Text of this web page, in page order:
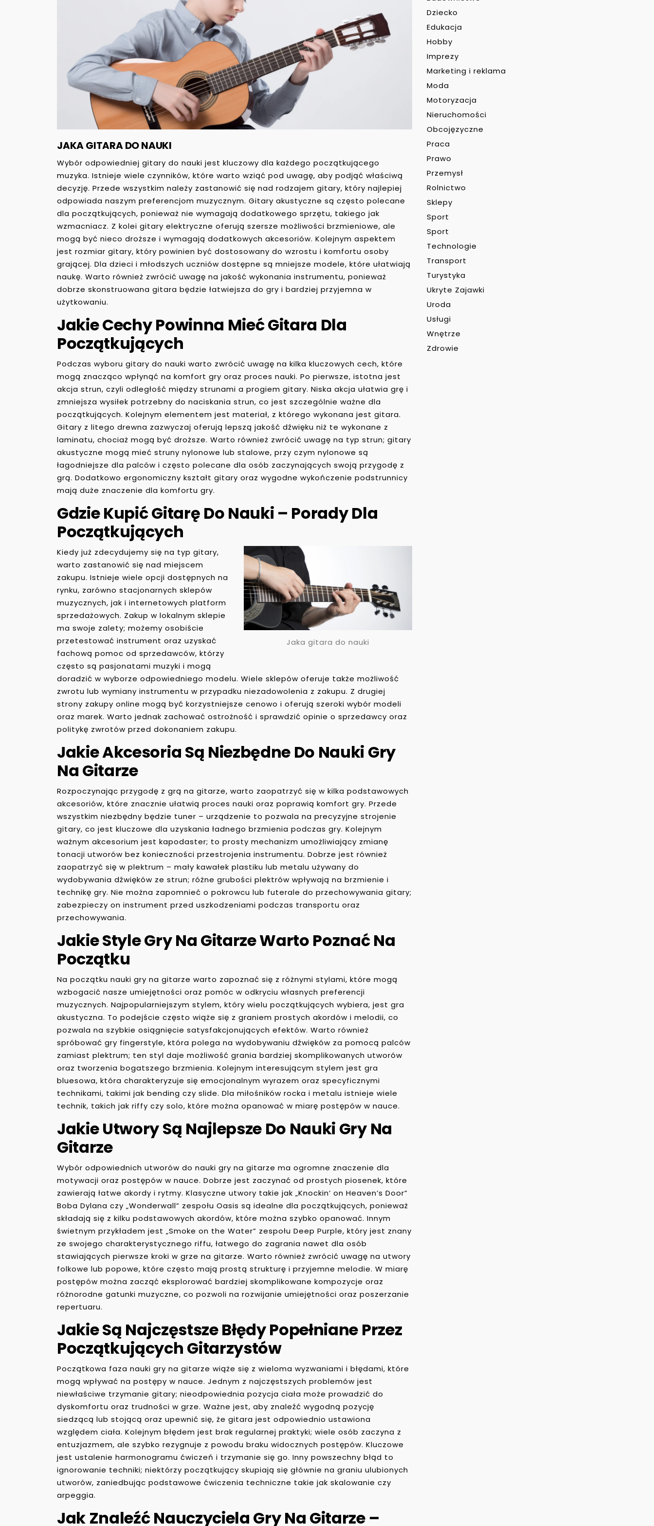
JAKA GITARA DO NAUKI
Wybór odpowiedniej gitary do nauki jest kluczowy dla każdego początkującego
muzyka. Istnieje wiele czynników, które warto wziąć pod uwagę, aby podjąć właściwą
decyzję. Przede wszystkim należy zastanowić się nad rodzajem gitary, który najlepiej
odpowiada naszym preferencjom muzycznym. Gitary akustyczne są często polecane
dla początkujących, ponieważ nie wymagają dodatkowego sprzętu, takiego jak
wzmacniacz. Z kolei gitary elektryczne oferują szersze możliwości brzmieniowe, ale
mogą być nieco droższe i wymagają dodatkowych akcesoriów. Kolejnym aspektem
jest rozmiar gitary, który powinien być dostosowany do wzrostu i komfortu osoby
grającej. Dla dzieci i młodszych uczniów dostępne są mniejsze modele, które ułatwiają
naukę. Warto również zwrócić uwagę na jakość wykonania instrumentu, ponieważ
dobrze skonstruowana gitara będzie łatwiejsza do gry i bardziej przyjemna w
użytkowaniu.
Jakie Cechy Powinna Mieć Gitara Dla
Początkujących
Podczas wyboru gitary do nauki warto zwrócić uwagę na kilka kluczowych cech, które
mogą znacząco wpłynąć na komfort gry oraz proces nauki. Po pierwsze, istotna jest
akcja strun, czyli odległość między strunami a progiem gitary. Niska akcja ułatwia grę i
zmniejsza wysiłek potrzebny do naciskania strun, co jest szczególnie ważne dla
początkujących. Kolejnym elementem jest materiał, z którego wykonana jest gitara.
Gitary z litego drewna zazwyczaj oferują lepszą jakość dźwięku niż te wykonane z
laminatu, chociaż mogą być droższe. Warto również zwrócić uwagę na typ strun; gitary
akustyczne mogą mieć struny nylonowe lub stalowe, przy czym nylonowe są
łagodniejsze dla palców i często polecane dla osób zaczynających swoją przygodę z
grą. Dodatkowo ergonomiczny kształt gitary oraz wygodne wykończenie podstrunnicy
mają duże znaczenie dla komfortu gry.
Gdzie Kupić Gitarę Do Nauki – Porady Dla
Początkujących
Jaka gitara do nauki
Kiedy już zdecydujemy się na typ gitary,
warto zastanowić się nad miejscem
zakupu. Istnieje wiele opcji dostępnych na
rynku, zarówno stacjonarnych sklepów
muzycznych, jak i internetowych platform
sprzedażowych. Zakup w lokalnym sklepie
ma swoje zalety; możemy osobiście
przetestować instrument oraz uzyskać
fachową pomoc od sprzedawców, którzy
często są pasjonatami muzyki i mogą
doradzić w wyborze odpowiedniego modelu. Wiele sklepów oferuje także możliwość
zwrotu lub wymiany instrumentu w przypadku niezadowolenia z zakupu. Z drugiej
strony zakupy online mogą być korzystniejsze cenowo i oferują szeroki wybór modeli
oraz marek. Warto jednak zachować ostrożność i sprawdzić opinie o sprzedawcy oraz
politykę zwrotów przed dokonaniem zakupu.
Jakie Akcesoria Są Niezbędne Do Nauki Gry
Na Gitarze
Rozpoczynając przygodę z grą na gitarze, warto zaopatrzyć się w kilka podstawowych
akcesoriów, które znacznie ułatwią proces nauki oraz poprawią komfort gry. Przede
wszystkim niezbędny będzie tuner – urządzenie to pozwala na precyzyjne strojenie
gitary, co jest kluczowe dla uzyskania ładnego brzmienia podczas gry. Kolejnym
ważnym akcesorium jest kapodaster; to prosty mechanizm umożliwiający zmianę
tonacji utworów bez konieczności przestrojenia instrumentu. Dobrze jest również
zaopatrzyć się w plektrum – mały kawałek plastiku lub metalu używany do
wydobywania dźwięków ze strun; różne grubości plektrów wpływają na brzmienie i
technikę gry. Nie można zapomnieć o pokrowcu lub futerale do przechowywania gitary;
zabezpieczy on instrument przed uszkodzeniami podczas transportu oraz
przechowywania.
Jakie Style Gry Na Gitarze Warto Poznać Na
Początku
Na początku nauki gry na gitarze warto zapoznać się z różnymi stylami, które mogą
wzbogacić nasze umiejętności oraz pomóc w odkryciu własnych preferencji
muzycznych. Najpopularniejszym stylem, który wielu początkujących wybiera, jest gra
akustyczna. To podejście często wiąże się z graniem prostych akordów i melodii, co
pozwala na szybkie osiągnięcie satysfakcjonujących efektów. Warto również
spróbować gry fingerstyle, która polega na wydobywaniu dźwięków za pomocą palców
zamiast plektrum; ten styl daje możliwość grania bardziej skomplikowanych utworów
oraz tworzenia bogatszego brzmienia. Kolejnym interesującym stylem jest gra
bluesowa, która charakteryzuje się emocjonalnym wyrazem oraz specyficznymi
technikami, takimi jak bending czy slide. Dla miłośników rocka i metalu istnieje wiele
technik, takich jak riffy czy solo, które można opanować w miarę postępów w nauce.
Jakie Utwory Są Najlepsze Do Nauki Gry Na
Gitarze
Wybór odpowiednich utworów do nauki gry na gitarze ma ogromne znaczenie dla
motywacji oraz postępów w nauce. Dobrze jest zaczynać od prostych piosenek, które
zawierają łatwe akordy i rytmy. Klasyczne utwory takie jak „Knockin’ on Heaven’s Door”
Boba Dylana czy „Wonderwall” zespołu Oasis są idealne dla początkujących, ponieważ
składają się z kilku podstawowych akordów, które można szybko opanować. Innym
świetnym przykładem jest „Smoke on the Water” zespołu Deep Purple, który jest znany
ze swojego charakterystycznego riffu, łatwego do zagrania nawet dla osób
stawiających pierwsze kroki w grze na gitarze. Warto również zwrócić uwagę na utwory
folkowe lub popowe, które często mają prostą strukturę i przyjemne melodie. W miarę
postępów można zacząć eksplorować bardziej skomplikowane kompozycje oraz
różnorodne gatunki muzyczne, co pozwoli na rozwijanie umiejętności oraz poszerzanie
repertuaru.
Jakie Są Najczęstsze Błędy Popełniane Przez
Początkujących Gitarzystów
Początkowa faza nauki gry na gitarze wiąże się z wieloma wyzwaniami i błędami, które
mogą wpływać na postępy w nauce. Jednym z najczęstszych problemów jest
niewłaściwe trzymanie gitary; nieodpowiednia pozycja ciała może prowadzić do
dyskomfortu oraz trudności w grze. Ważne jest, aby znaleźć wygodną pozycję
siedzącą lub stojącą oraz upewnić się, że gitara jest odpowiednio ustawiona
względem ciała. Kolejnym błędem jest brak regularnej praktyki; wiele osób zaczyna z
entuzjazmem, ale szybko rezygnuje z powodu braku widocznych postępów. Kluczowe
jest ustalenie harmonogramu ćwiczeń i trzymanie się go. Inny powszechny błąd to
ignorowanie techniki; niektórzy początkujący skupiają się głównie na graniu ulubionych
utworów, zaniedbując podstawowe ćwiczenia techniczne takie jak skalowanie czy
arpeggia.
Jak Znaleźć Nauczyciela Gry Na Gitarze –
Dziecko
Edukacja
Hobby
Imprezy
Marketing i reklama
Moda
Motoryzacja
Nieruchomości
Obcojęzyczne
Praca
Prawo
Przemysł
Rolnictwo
Sklepy
Sport
Sport
Technologie
Transport
Turystyka
Ukryte Zajawki
Uroda
Usługi
Wnętrze
Zdrowie